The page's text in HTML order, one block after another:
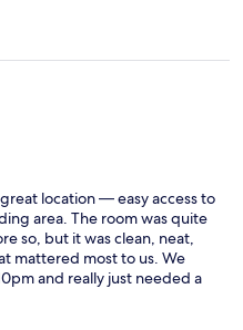
location — easy access to
area. The room was quite
so, but it was clean, neat,
mattered most to us. We
and really just needed a
issue. A practical choice if
cleanliness over space.